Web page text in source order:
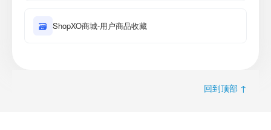
🗃 ShopXO商城-用户商品收藏
回到顶部 ↑